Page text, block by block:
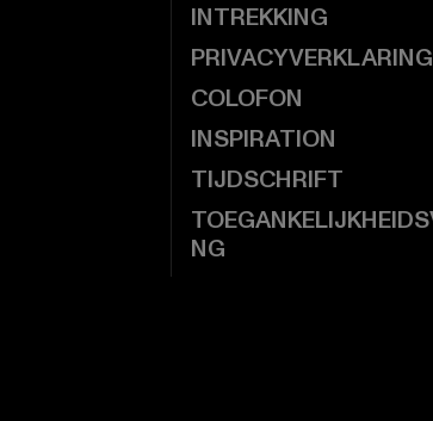
INTREKKING
PRIVACYVERKLARING
COLOFON
INSPIRATION
TIJDSCHRIFT
NG